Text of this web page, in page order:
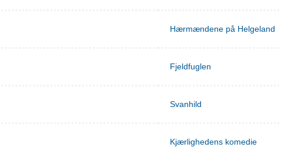
Hærmændene på Helgeland
Fjeldfuglen
Svanhild
Kjærlighedens komedie